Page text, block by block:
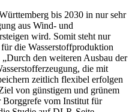
bis 2030 in nur sehr
aus Wind- und
wird. Somit steht nur
die Wasserstoffproduktion
den weiteren Ausbau der
die mit
zeitlich flexibel erfolgen
von günstigem und grünem
Borggrefe vom Institut für